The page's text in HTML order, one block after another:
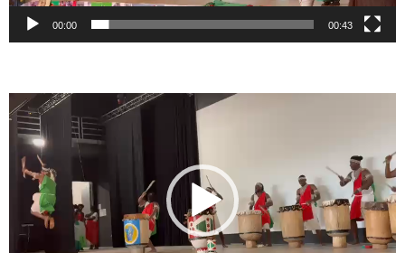
00:00 00:43
Lecteur
vidéo